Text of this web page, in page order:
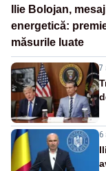
Ilie Bolojan,
energetică:
măsurile luate
7
6